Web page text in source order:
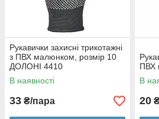
Рукавички захисні трикотажні
з ПВХ малюнком, розмір 10
ДОЛОНІ 4410
В наявності
33 ₴/пара
ПВХ
В
20